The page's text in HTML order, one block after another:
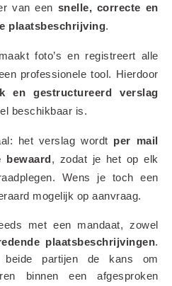
van een snelle, correcte en
plaatsbeschrijving.
foto’s en registreert alle
professionele tool. Hierdoor
en gestructureerd verslag
beschikbaar is.
het verslag wordt per mail
, zodat je het op elk
Wens je toch een
mogelijk op aanvraag.
met een mandaat, zowel
plaatsbeschrijvingen.
partijen de kans om
binnen een afgesproken